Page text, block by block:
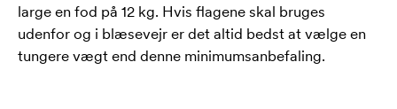
large en fod på 12 kg. Hvis flagene skal bruges
udenfor og i blæsevejr er det altid bedst at vælge en
tungere vægt end denne minimumsanbefaling.